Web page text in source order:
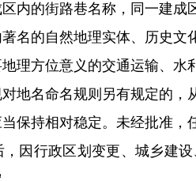
内的街路巷名称，同一建
的自然地理实体、历史文
方位意义的交通运输、水
名命名规则另有规定的，
保持相对稳定。未经批准，
行政区划变更、城乡建设